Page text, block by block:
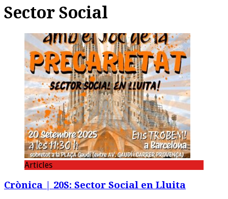
Sector Social
Articles
Crònica | 20S: Sector Social en Lluita